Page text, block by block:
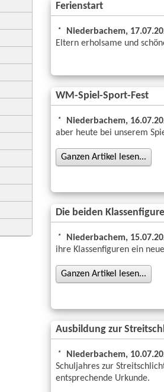
Ferienstart
Niederbachem,
Eltern erholsame und
WM-Spiel-Sport-Fest
Niederbachem,
aber heute bei unserem
Ganzen Artikel lesen...
Die beiden
Niederbachem,
ihre Klassenfiguren ein
Ganzen Artikel lesen...
Ausbildung zur
Niederbachem,
Schuljahres zur
entsprechende Urkunde.